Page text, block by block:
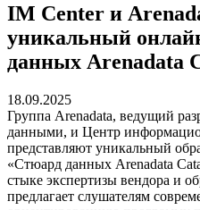
IM Center и
уникальный
данных Arenadata
18.09.2025
Группа Arenadata, ведущий
данными, и Центр
представляют уникальный
«Стюард данных Arenadata
стыке экспертизы вендора и
предлагает слушателям